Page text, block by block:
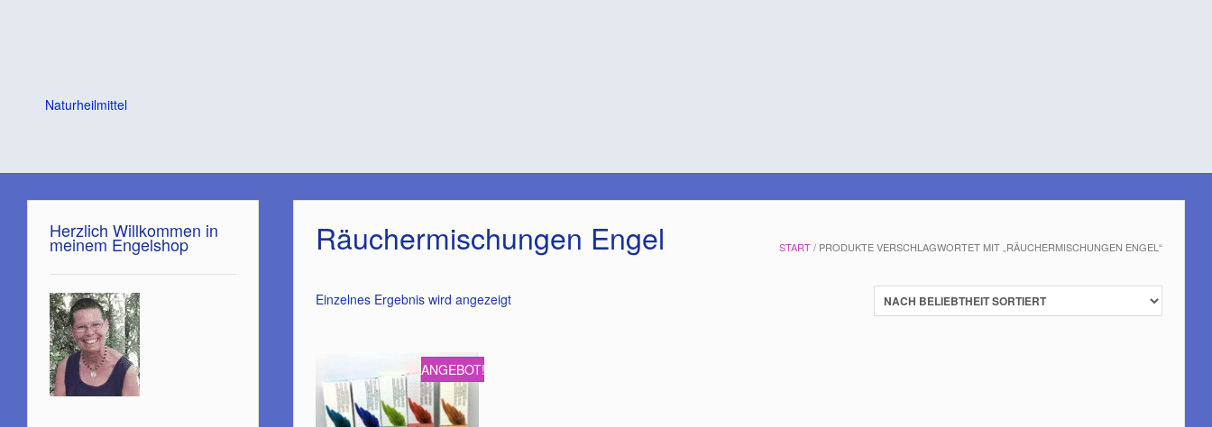
Naturheilmittel
START/ PRODUKTE VERSCHLAGWORTET MIT „RÄUCHERMISCHUNGEN ENGEL“
Räuchermischungen Engel
Einzelnes Ergebnis wird angezeigt
ANGEBOT!
Herzlich Willkommen in
meinem Engelshop